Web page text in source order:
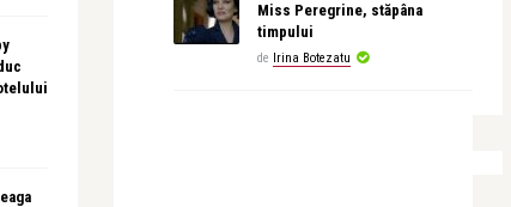
Miss Peregrine, stăpâna
timpului
de Irina Botezatu